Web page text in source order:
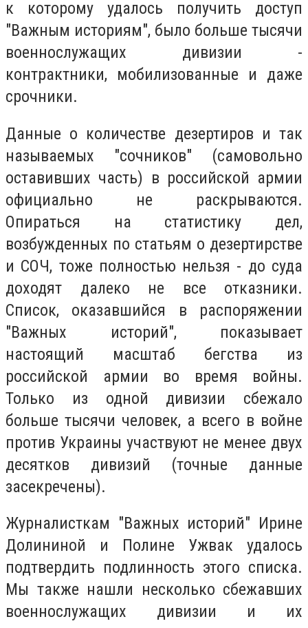
к которому удалось получить доступ
"Важным историям", было больше тысячи
военнослужащих дивизии -
контрактники, мобилизованные и даже
срочники.
Данные о количестве дезертиров и так
называемых "сочников" (самовольно
оставивших часть) в российской армии
официально не раскрываются.
Опираться на статистику дел,
возбужденных по статьям о дезертирстве
и СОЧ, тоже полностью нельзя - до суда
доходят далеко не все отказники.
Список, оказавшийся в распоряжении
"Важных историй", показывает
настоящий масштаб бегства из
российской армии во время войны.
Только из одной дивизии сбежало
больше тысячи человек, а всего в войне
против Украины участвуют не менее двух
десятков дивизий (точные данные
засекречены).
Журналисткам "Важных историй" Ирине
Долининой и Полине Ужвак удалось
подтвердить подлинность этого списка.
Мы также нашли несколько сбежавших
военнослужащих дивизии и их